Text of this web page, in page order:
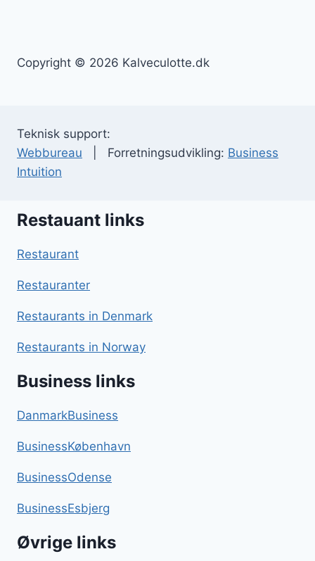
Copyright © 2026 Kalveculotte.dk
Teknisk support:
Webbureau | Forretningsudvikling: Business
Intuition
Restauant links
Restaurant
Restauranter
Restaurants in Denmark
Restaurants in Norway
Business links
DanmarkBusiness
BusinessKøbenhavn
BusinessOdense
BusinessEsbjerg
Øvrige links